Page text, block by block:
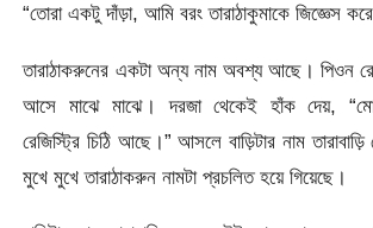
“তোরা একটু দাঁড়া, আমি বরং তারাঠাকুমাকে জিজ্ঞেস
তারাঠাকরুনের একটা অন্য নাম অবশ্য আছে। পিওন
আসে মাঝে মাঝে। দরজা থেকেই হাঁক দেয়,
রেজিস্ট্রি চিঠি আছে।” আসলে বাড়িটার নাম
মুখে মুখে তারাঠাকরুন নামটা প্রচলিত হয়ে গিয়েছে।